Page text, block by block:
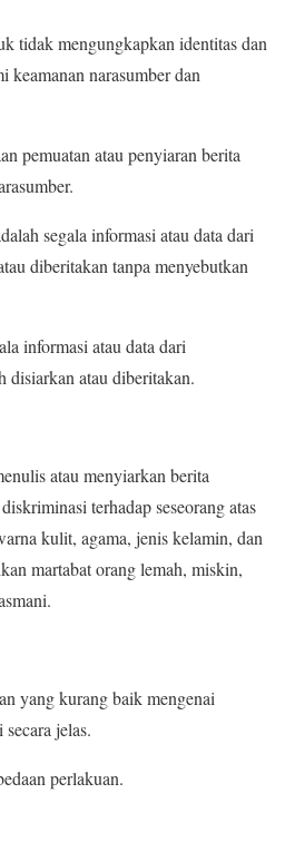
tidak mengungkapkan identitas dan
keamanan narasumber dan
pemuatan atau penyiaran berita
segala informasi atau data dari
diberitakan tanpa menyebutkan
informasi atau data dari
disiarkan atau diberitakan.
atau menyiarkan berita
terhadap seseorang atas
kulit, agama, jenis kelamin, dan
martabat orang lemah, miskin,
yang kurang baik mengenai
jelas.
perlakuan.